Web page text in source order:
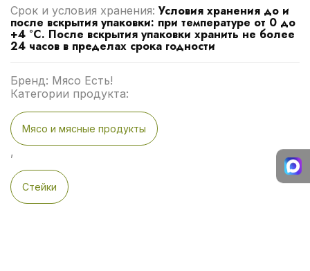
Срок и условия хранения: Условия хранения до и
после вскрытия упаковки: при температуре от 0 до
+4 °С. После вскрытия упаковки хранить не более
24 часов в пределах срока годности
Бренд: Мясо Есть!
Категории продукта:
Мясо и мясные продукты
,
Стейки